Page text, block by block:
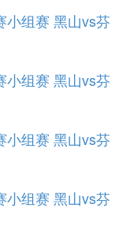
小组赛 黑山vs芬
小组赛 黑山vs芬
小组赛 黑山vs芬
小组赛 黑山vs芬